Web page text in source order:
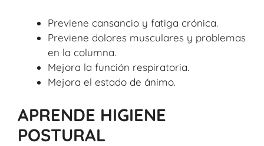
Previene cansancio y fatiga crónica.
Previene dolores musculares y problemas
en la columna.
Mejora la función respiratoria.
Mejora el estado de ánimo.
APRENDE HIGIENE
POSTURAL